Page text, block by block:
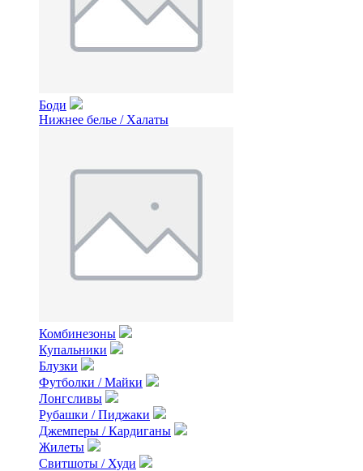
Боди
Нижнее белье / Халаты
Комбинезоны
Купальники
Блузки
Футболки / Майки
Лонгсливы
Рубашки / Пиджаки
Джемперы / Кардиганы
Жилеты
Свитшоты / Худи